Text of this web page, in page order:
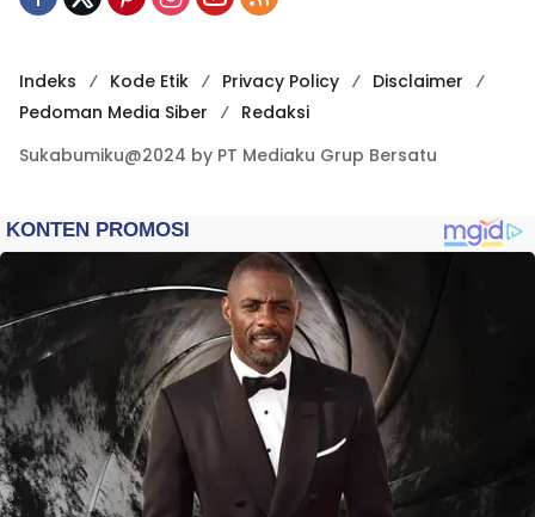
Indeks Kode Etik Privacy Policy
Disclaimer
Pedoman Media Siber
Redaksi
Sukabumiku@2024 by PT Mediaku Grup Bersatu